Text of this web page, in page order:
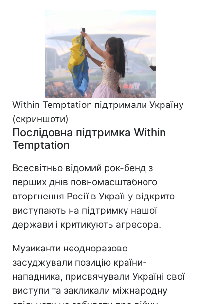
Within Temptation підтримали Україну
(скриншоти)
Послідовна підтримка Within
Temptation
Всесвітньо відомий рок-бенд з
перших днів повномасштабного
вторгнення Росії в Україну відкрито
виступають на підтримку нашої
держави і критикують агресора.
Музиканти неодноразово
засуджували позицію країни-
нападника, присвячували Україні свої
виступи та закликали міжнародну